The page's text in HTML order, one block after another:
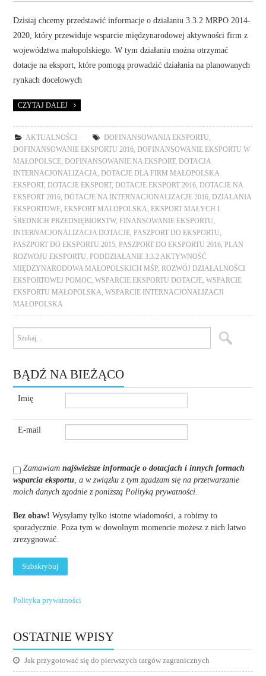
Dzisiaj chcemy przedstawić informacje o działaniu 3.3.2 MRPO 2014-
2020, który przewiduje wsparcie międzynarodowej aktywności firm z
województwa małopolskiego. W tym działaniu można otrzymać
dotacje na eksport, które pomogą prowadzić działania na planowanych
rynkach docelowych
CZYTAJ DALEJ
AKTUALNOŚCI DOFINANSOWANIA EKSPORTU
DOFINANSOWANIE EKSPORTU 2016
DOFINANSOWANIE EKSPORTU W
MAŁOPOLSCE
DOFINANSOWANIE NA EKSPORT,
DOTACJA
INTERNACJONALIZACJA
DOTACJE DLA FIRM MAŁOPOLSKA
EKSPORT, DOTACJE EKSPORT, DOTACJE EKSPORT 2016
DOTACJE NA
EKSPORT 2016
DOTACJE NA INTERNACJONALIZACJE 2016
DZIAŁANIA
EKSPORTOWE
EKSPORT MAŁOPOLSKA
EKSPORT MAŁYCH I
ŚREDNICH PRZEDSIĘBIORSTW, FINANSOWANIE EKSPORTU
INTERNACJONALIZACJA DOTACJE
PASZPORT DO EKSPORTU
PASZPORT DO EKSPORTU 2015
PASZPORT DO EKSPORTU 2016
PLAN
ROZWOJU EKSPORTU
PODDZIAŁANIE 3.3.2 AKTYWNOŚĆ
MIĘDZYNARODOWA MAŁOPOLSKICH MŚP
ROZWÓJ DZIAŁALNOŚCI
EKSPORTOWEJ POMOC WSPARCIE EKSPORTU DOTACJE WSPARCIE
EKSPORTU MAŁOPOLSKA
WSPARCIE INTERNACJONALIZACJI
MAŁOPOLSKA
BĄDŹ NA BIEŻĄCO
Imię
E-mail
Zamawiamnajświeższe informacje o dotacjach i innych formach
wsparcia eksportu, a w związku z tym zgadzam się na przetwarzanie
moich danych zgodnie z poniższą Polityką prywatności.
Bez obaw! Wysyłamy tylko istotne wiadomości, a robimy to
sporadycznie. Poza tym w dowolnym momencie możesz z nich łatwo
zrezygnować.
Polityka prywatności
OSTATNIE WPISY
Jak przygotować się do pierwszych targów zagranicznych